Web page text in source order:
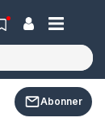
Abonner